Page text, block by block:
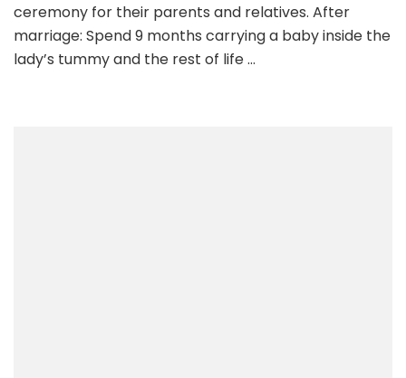
ceremony for their parents and relatives. After
marriage: Spend 9 months carrying a baby inside the
lady’s tummy and the rest of life …